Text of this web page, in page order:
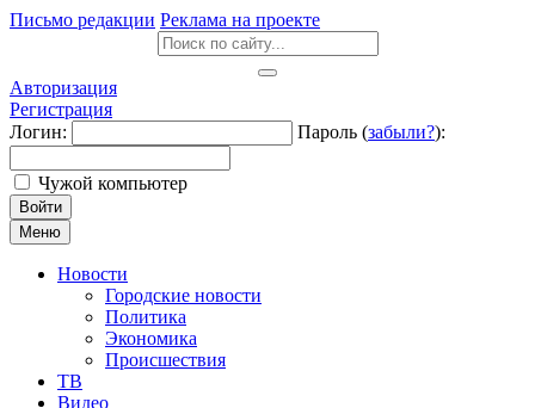
Письмо редакции Реклама на проекте
Авторизация
Регистрация
Логин:
Пароль (забыли?):
Чужой компьютер
Войти
Меню
Новости
Городские новости
Политика
Экономика
Происшествия
ТВ
Видео